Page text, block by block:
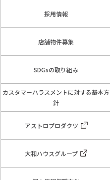
採用情報
店舗物件募集
SDGsの取り組み
カスタマーハラスメントに対する基本方
針
アストロプロダクツ
大和ハウスグループ